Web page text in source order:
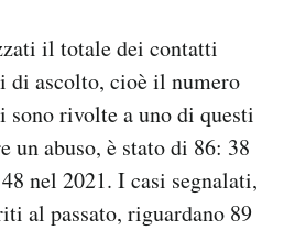
il totale dei contatti
di ascolto, cioè il numero
sono rivolte a uno di questi
un abuso, è stato di 86: 38
nel 2021. I casi segnalati,
al passato, riguardano 89